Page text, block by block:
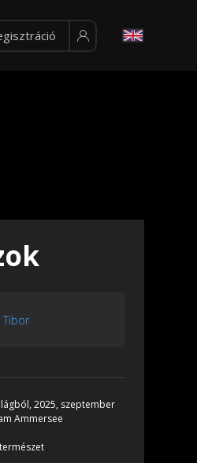
Tibor
2025, szeptember
Ammersee